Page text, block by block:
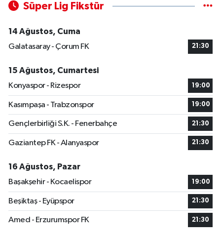
Süper Lig Fikstür
14 Ağustos, Cuma
Galatasaray - Çorum FK
21:30
15 Ağustos, Cumartesi
Konyaspor - Rizespor
19:00
Kasımpaşa - Trabzonspor 19:00
Gençlerbirliği S.K. - Fenerbahçe 21:30
Gaziantep FK - Alanyaspor 21:30
16 Ağustos, Pazar
Başakşehir - Kocaelispor
19:00
Beşiktaş - Eyüpspor 21:30
Amed - Erzurumspor FK 21:30